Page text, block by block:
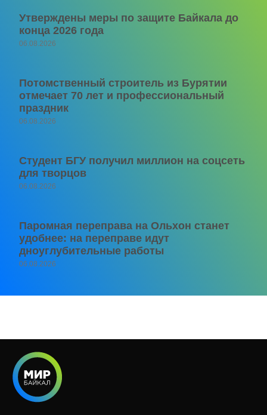
Утверждены меры по защите Байкала до
конца 2026 года
06.08.2026
Потомственный строитель из Бурятии
отмечает 70 лет и профессиональный
праздник
06.08.2026
Студент БГУ получил миллион на соцсеть
для творцов
06.08.2026
Паромная переправа на Ольхон станет
удобнее: на переправе идут
дноуглубительные работы
06.08.2026